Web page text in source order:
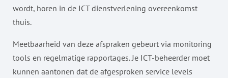
wordt, horen in de ICT dienstverlening overeenkomst
thuis.
Meetbaarheid van deze afspraken gebeurt via monitoring
tools en regelmatige rapportages. Je ICT-beheerder moet
kunnen aantonen dat de afgesproken service levels